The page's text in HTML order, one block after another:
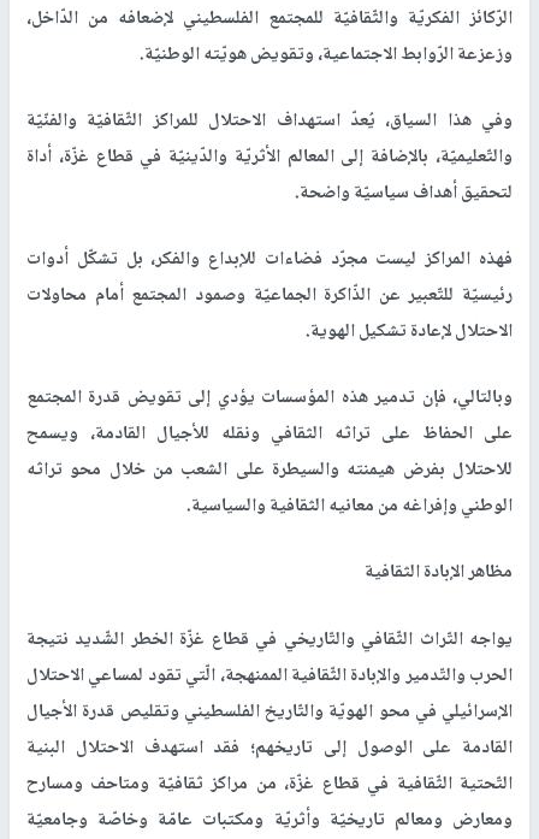
الرّكائز الفكريّة والثّقافيّة للمجتمع الفلسطيني لإضعافه من الدّاخل،
وزعزعة الرّوابط الاجتماعية، وتقويض هويّته الوطنيّة.
وفي هذا السياق، يُعدّ استهداف الاحتلال للمراكز الثّقافيّة والفنّيّة
والتّعليميّة، بالإضافة إلى المعالم الأثريّة والدّينيّة في قطاع غزّة، أداة
لتحقيق أهداف سياسيّة واضحة.
فهذه المراكز ليست مجرّد فضاءات للإبداع والفكر، بل تشكّل أدوات
رئيسيّة للتّعبير عن الذّاكرة الجماعيّة وصمود المجتمع أمام محاولات
الاحتلال لإعادة تشكيل الهوية.
وبالتالي، فإن تدمير هذه المؤسسات يؤدي إلى تقويض قدرة المجتمع
على الحفاظ على تراثه الثقافي ونقله للأجيال القادمة، ويسمح
للاحتلال بفرض هيمنته والسيطرة على الشعب من خلال محو تراثه
الوطني وإفراغه من معانيه الثقافية والسياسية.
مظاهر الإبادة الثقافية
يواجه التّراث الثّقافي والتّاريخي في قطاع غزّة الخطر الشّديد نتيجة
الحرب والتّدمير والإبادة الثّقافية الممنهجة، الّتي تقود لمساعي الاحتلال
الإسرائيلي في محو الهويّة والتّاريخ الفلسطيني وتقليص قدرة الأجيال
القادمة على الوصول إلى تاريخهم؛ فقد استهدف الاحتلال البنية
التّحتية الثّقافية في قطاع غزّة، من مراكز ثقافيّة ومتاحف ومسارح
ومعارض ومعالم تاريخيّة وأثريّة ومكتبات عامّة وخاصّة وجامعيّة